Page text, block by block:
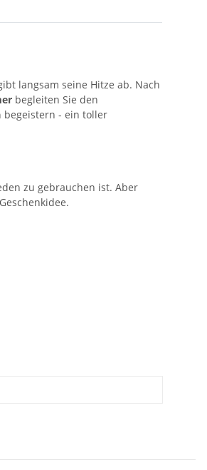
langsam seine Hitze ab. Nach
begleiten Sie den
begeistern - ein toller
zu gebrauchen ist. Aber